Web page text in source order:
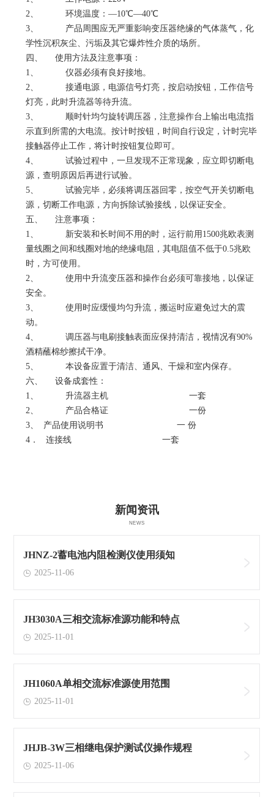
2、 环境温度：—10℃—40℃
3、 产品周围应无严重影响变压器绝缘的气体蒸气，化
学性沉积灰尘、污垢及其它爆炸性介质的场所。
四、 使用方法及注意事项：
1、 仪器必须有良好接地。
2、 接通电源，电源信号灯亮，按启动按钮，工作信号
灯亮，此时升流器等待升流。
3、 顺时针均匀旋转调压器，注意操作台上输出电流指
示直到所需的大电流。按计时按钮，时间自行设定，计时完毕
接触器停止工作，将计时按钮复位即可。
4、 试验过程中，一旦发现不正常现象，应立即切断电
源，查明原因后再进行试验。
5、 试验完毕，必须将调压器回零，按空气开关切断电
源，切断工作电源，方向拆除试验接线，以保证安全。
五、 注意事项：
1、 新安装和长时间不用的时，运行前用1500兆欧表测
量线圈之间和线圈对地的绝缘电阻，其电阻值不低于0.5兆欧
时，方可使用。
2、 使用中升流变压器和操作台必须可靠接地，以保证
安全。
3、 使用时应缓慢均匀升流，搬运时应避免过大的震
动。
4、 调压器与电刷接触表面应保持清洁，视情况有90%
酒精蘸棉纱擦拭干净。
5、 本设备应置于清洁、通风、干燥和室内保存。
六、 设备成套性：
1、 升流器主机 一套
2、 产品合格证 一份
3、 产品使用说明书 一 份
4． 连接线 一套
新闻资讯
NEWS
JHNZ-2蓄电池内阻检测仪使用须知
2025-11-06
JH3030A三相交流标准源功能和特点
2025-11-01
JH1060A单相交流标准源使用范围
2025-11-01
JHJB-3W三相继电保护测试仪操作规程
2025-11-06